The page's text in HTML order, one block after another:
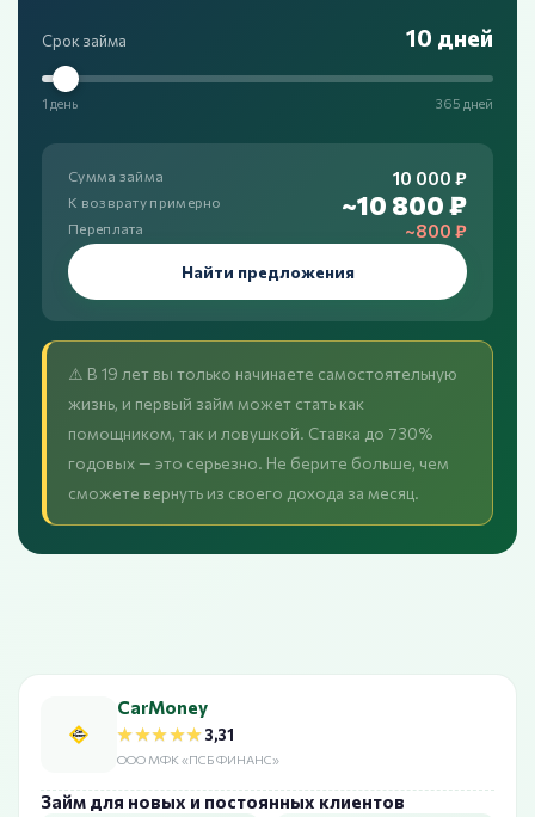
Срок займа 10 дней
1 день 365 дней
Сумма займа 10 000 ₽
К возврату примерно ~10 800 ₽
Переплата ~800 ₽
Найти предложения
⚠️ В 19 лет вы только начинаете самостоятельную
жизнь, и первый займ может стать как
помощником, так и ловушкой. Ставка до 730%
годовых — это серьезно. Не берите больше, чем
сможете вернуть из своего дохода за месяц.
CarMoney
★★★★★
★★★★★3,31
ООО МФК «ПСБ ФИНАНС»
Займ для новых и постоянных клиентов